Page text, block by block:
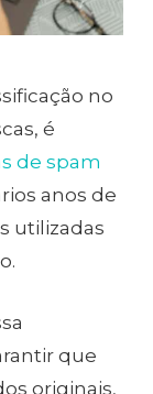
no
é
de spam
anos de
utilizadas
que
originais,